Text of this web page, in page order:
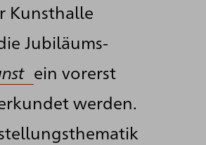
Kunsthalle
Jubiläums-
ein vorerst
werden.